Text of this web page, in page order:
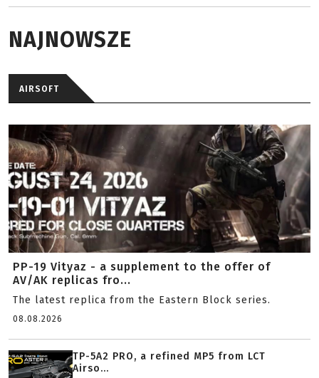
NAJNOWSZE
AIRSOFT
PP-19 Vityaz - a supplement to the offer of
AV/AK replicas fro...
The latest replica from the Eastern Block series.
08.08.2026
TP-5A2 PRO, a refined MP5 from LCT
Airso...